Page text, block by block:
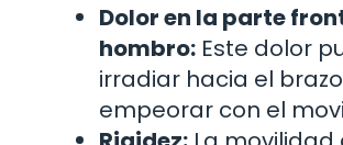
Dolor en la parte
hombro: Este dolor
irradiar hacia el
empeorar con el